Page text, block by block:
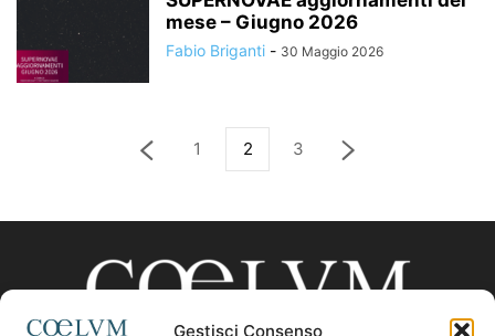
Gestisci Consenso
mese – Giugno 2026
Fabio Briganti - 30 Maggio 2026
1 2 3